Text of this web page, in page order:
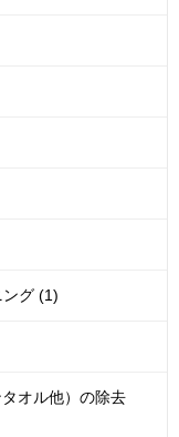
グ (1)
オル他）の除去